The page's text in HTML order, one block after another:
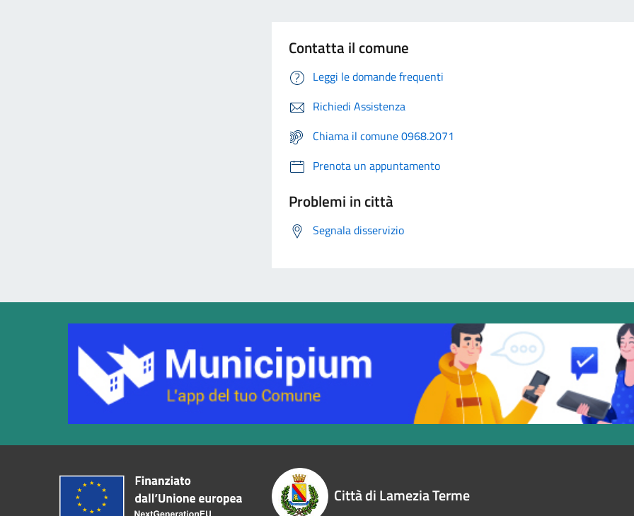
Contatta il comune
Leggi le domande frequenti
Richiedi Assistenza
Chiama il comune 0968.2071
Prenota un appuntamento
Problemi in città
Segnala disservizio
Città di Lamezia Terme